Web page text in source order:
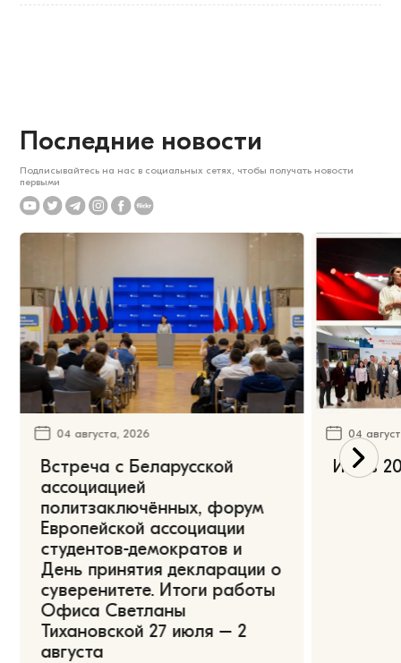
Последние новости
Подписывайтесь на нас в социальных сетях, чтобы получать новости
первыми
04 августа, 2026
Встреча с Беларусской
ассоциацией
политзаключённых, форум
Европейской ассоциации
студентов-демократов и
День принятия декларации о
суверенитете. Итоги работы
Офиса Светланы
Тихановской 27 июля – 2
августа
04
Июль